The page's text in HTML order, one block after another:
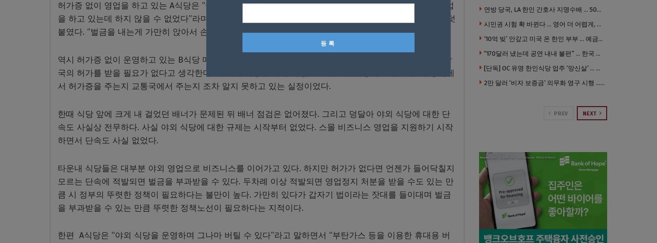
허가증 없이 영업을 하고 있는 A식당은 “어차피 시 당국이 허가를 해주던 안 해주던 모든 식당들이 야외 영업
을 하고 있는데 하지 않을 수 없었다”라며 “아직 단속도 없었다”고 밝혔다. 단속에 걸려도 벌금을 내겠다고 덧
붙였다. “벌금을 내는게 가만히 앉아서 손해만 보는 것 보다 낫다”며 영업을 이어가는 이유를 밝혔다.
역시 허가증 없이 운영하고 있는 B식당 매니저는 “길거리가 아닌 건물 뒷편 주차장을 이용하기 때문에 시 당
국의 허가를 받을 필요가 없다고 생각한다”며 뒤 주차장을 야외 식당으로 개조해 운영하고 있었다. 시 당국에
서 허가증을 주는지 교통국에서 주는지 조차 알지 못하고 있는 실정이었다.
한때 식당 앞에 크게 내 걸었던 배너가 문제된 뒤 배너 점검은 없어졌다. 그리고 덩달아 야외 식당에 대한 단
속도 사실상 전무하다. 사실 야외 식당에 대한 규제는 시작부터 없었다. 스몰 비즈니스 영업을 지원하기 시작
하면서 단속도 사실 없었다.
타운내 식당들은 대부분 야외 영업으로 비즈니스를 이어가고 있다. 하지만 허가가 없다면 언젠가 들어닥칠지
모르는 단속에 적발되면 벌금을 부과받을 수 있다. 두차례 이상 적발되면 영업정지 처분을 받을 수도 있는 만
큼 시 정부의 뚜렷한 정책이 필요하다는 불만이 높다. 가만히 있다가 갑자기 법이라는 잣대를 들이대며 벌금
을 부과받을 수 있는 만큼 뚜렷한 정책노선이 필요하다는 지적이다.
한편 A식당은 “야외 식당을 운영하며 그나마 버틸 수 있다”라고 말하면서 “부탄가스 등을 이용한 휴대용 버
연방 당국, LA 한인 간호사 지명수배 … 500만 달러 메디캐어 사기, 선고 직전 한국 도주
시민권 시험 확 바뀐다 … 영어 더 어렵게, 민간시험 도입 추진
’10억 빚’ 안갚고 미국 온 한인 부부 … 예금보험공사, 미국서 소송
“170달러 냈는데 공연 내내 불편” … 한국 코미디언 LA공연, 음향 불량에 외모 비하 개그 논란
[단독] OC 유명 한인식당 업주 ‘망신살’ … 육류대금 안 갚자 식당서 공개추심
2만 달러 ‘비자 보증금’ 의무화 영구 시행 … 입국 문턱 더 높아진다.
PREV NEXT